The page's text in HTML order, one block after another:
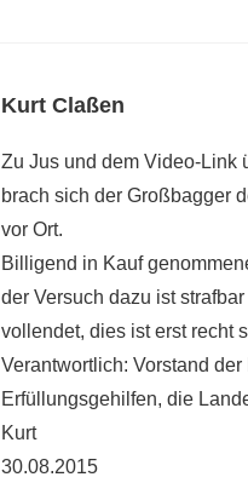
Kurt Claßen
Zu Jus und dem Video-Link
brach sich der Großbagger
vor Ort.
Billigend in Kauf
der Versuch dazu ist
vollendet, dies ist erst recht
Verantwortlich: Vorstand
Erfüllungsgehilfen, die
Kurt
30.08.2015